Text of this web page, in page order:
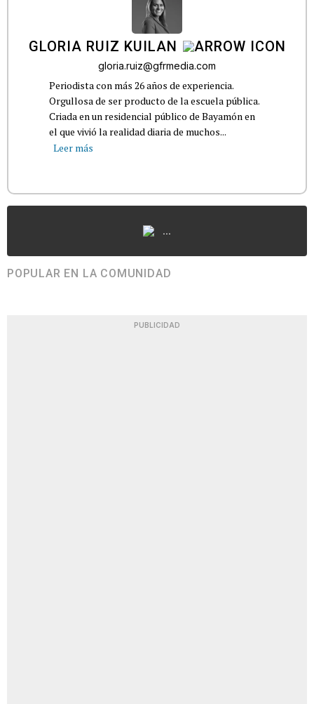
GLORIA RUIZ KUILAN
gloria.ruiz@gfrmedia.com
Periodista con más 26 años de experiencia.
Orgullosa de ser producto de la escuela pública.
Criada en un residencial público de Bayamón en
el que vivió la realidad diaria de muchos...
Leer más
...
POPULAR EN LA COMUNIDAD
PUBLICIDAD